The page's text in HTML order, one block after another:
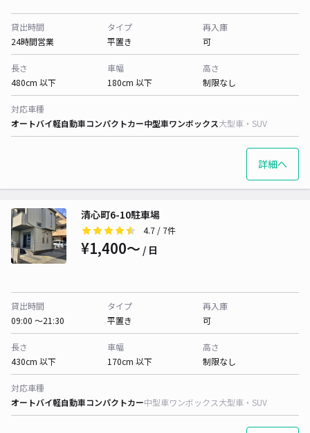
貸出時間
24時間営業
タイプ
平置き
再入庫
可
長さ
480cm 以下
車幅
180cm 以下
高さ
制限なし
対応車種
オートバイ軽自動車コンパクトカー中型車ワンボックス大型車・SUV
詳細へ
清心町6-10駐車場
4.7 / 7件
¥1,400〜 / 日
貸出時間
09:00 〜21:30
タイプ
平置き
再入庫
可
長さ
430cm 以下
車幅
170cm 以下
高さ
制限なし
対応車種
オートバイ軽自動車コンパクトカー中型車ワンボックス大型車・SUV